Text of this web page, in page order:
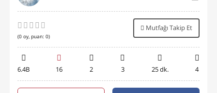
(0 oy, puan: 0)
Mutfağı Takip Et
6.4B 16 2 3 25 dk. 4